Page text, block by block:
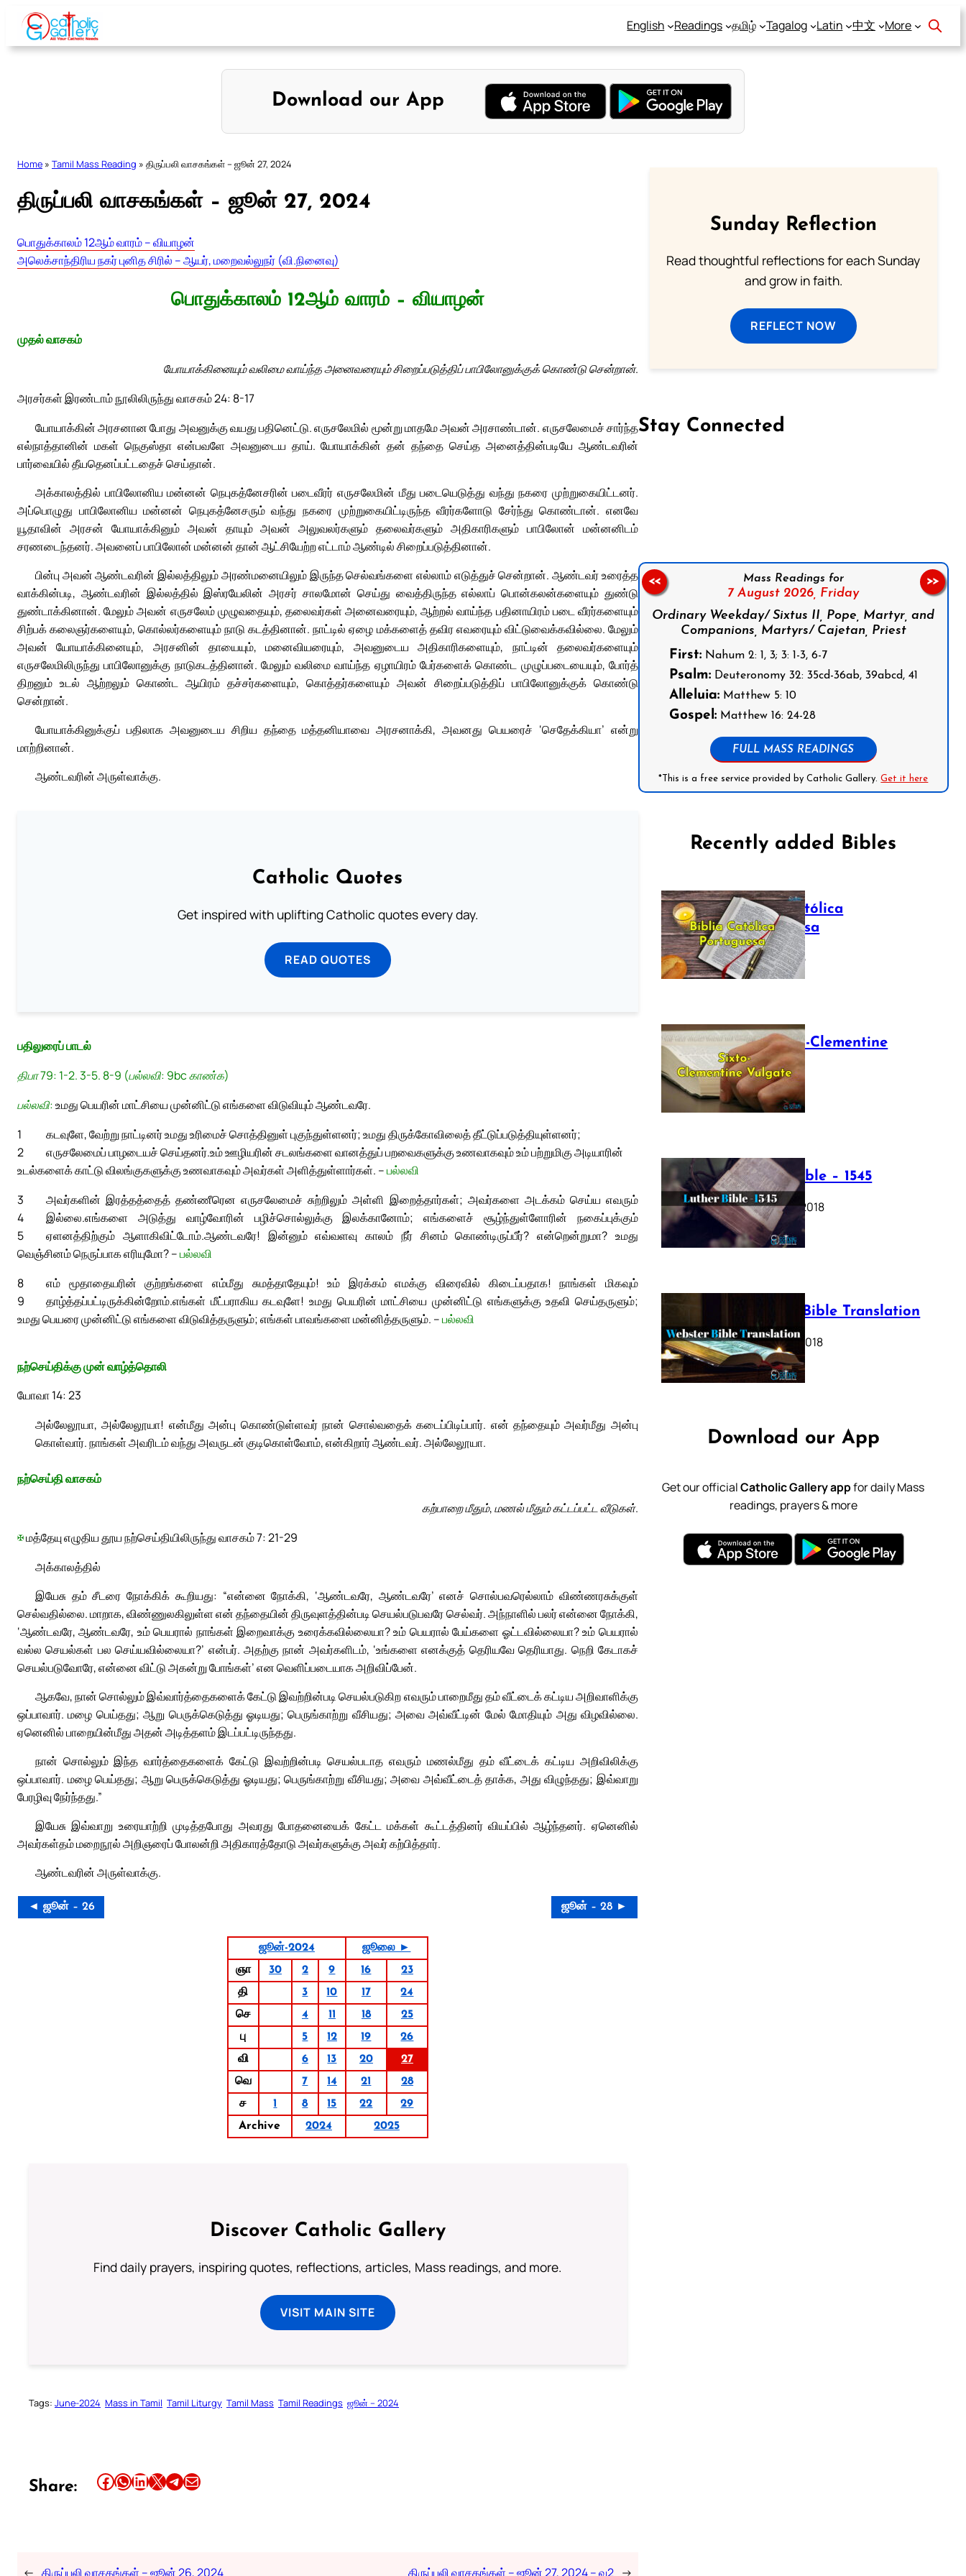
Skip
content
English Readings தமிழ் Tagalog Latin 中文 More
Download our App
Home » Tamil Mass Reading » திருப்பலி வாசகங்கள் – ஜூன் 27, 2024
திருப்பலி வாசகங்கள் – ஜூன் 27, 2024
பொதுக்காலம் 12ஆம் வாரம் – வியாழன்
அலெக்சாந்திரிய நகர் புனித சிரில் – ஆயர், மறைவல்லுநர் (வி.நினைவு)
பொதுக்காலம் 12ஆம் வாரம் – வியாழன்
முதல் வாசகம்
யோயாக்கினையும் வலிமை வாய்ந்த அனைவரையும் சிறைப்படுத்திப் பாபிலோனுக்குக் கொண்டு சென்றான்.
அரசர்கள் இரண்டாம் நூலிலிருந்து வாசகம் 24: 8-17
யோயாக்கின் அரசனான போது அவனுக்கு வயது பதினெட்டு. எருசலேமில் மூன்று மாதமே அவன் அரசாண்டான். எருசலேமைச் சார்ந்த
எல்நாத்தானின் மகள் நெகுஸ்தா என்பவளே அவனுடைய தாய். யோயாக்கின் தன் தந்தை செய்த அனைத்தின்படியே ஆண்டவரின்
பார்வையில் தீயதெனப்பட்டதைச் செய்தான்.
அக்காலத்தில் பாபிலோனிய மன்னன் நெபுகத்னேசரின் படைவீரர் எருசலேமின் மீது படையெடுத்து வந்து நகரை முற்றுகையிட்டனர்.
அப்பொழுது பாபிலோனிய மன்னன் நெபுகத்னேசரும் வந்து நகரை முற்றுகையிட்டிருந்த வீரர்களோடு சேர்ந்து கொண்டான். எனவே
யூதாவின் அரசன் யோயாக்கினும் அவன் தாயும் அவன் அலுவலர்களும் தலைவர்களும் அதிகாரிகளும் பாபிலோன் மன்னனிடம்
சரணடைந்தனர். அவனைப் பாபிலோன் மன்னன் தான் ஆட்சியேற்ற எட்டாம் ஆண்டில் சிறைப்படுத்தினான்.
பின்பு அவன் ஆண்டவரின் இல்லத்திலும் அரண்மனையிலும் இருந்த செல்வங்களை எல்லாம் எடுத்துச் சென்றான். ஆண்டவர் உரைத்த
வாக்கின்படி, ஆண்டவரின் இல்லத்தில் இஸ்ரயேலின் அரசர் சாலமோன் செய்து வைத்திருந்த எல்லாப் பொன்கலன்களையும் துண்டு
துண்டாக்கினான். மேலும் அவன் எருசலேம் முழுவதையும், தலைவர்கள் அனைவரையும், ஆற்றல் வாய்ந்த பதினாயிரம் படை வீரர்களையும்
சிற்பக் கலைஞர்களையும், கொல்லர்களையும் நாடு கடத்தினான். நாட்டில் ஏழை மக்களைத் தவிர எவரையும் விட்டுவைக்கவில்லை. மேலும்
அவன் யோயாக்கினையும், அரசனின் தாயையும், மனைவியரையும், அவனுடைய அதிகாரிகளையும், நாட்டின் தலைவர்களையும்
எருசலேமிலிருந்து பாபிலோனுக்கு நாடுகடத்தினான். மேலும் வலிமை வாய்ந்த ஏழாயிரம் பேர்களைக் கொண்ட முழுப்படையையும், போர்த்
திறனும் உடல் ஆற்றலும் கொண்ட ஆயிரம் தச்சர்களையும், கொத்தர்களையும் அவன் சிறைப்படுத்திப் பாபிலோனுக்குக் கொண்டு
சென்றான்.
யோயாக்கினுக்குப் பதிலாக அவனுடைய சிறிய தந்தை மத்தனியாவை அரசனாக்கி, அவனது பெயரைச் ‘செதேக்கியா’ என்று
மாற்றினான்.
ஆண்டவரின் அருள்வாக்கு.
Catholic Quotes
Get inspired with uplifting Catholic quotes every day.
READ QUOTES
பதிலுரைப் பாடல்
திபா 79: 1-2. 3-5. 8-9 (பல்லவி: 9bc காண்க)
பல்லவி:உமது பெயரின் மாட்சியை முன்னிட்டு எங்களை விடுவியும் ஆண்டவரே.
1
கடவுளே, வேற்று நாட்டினர் உமது உரிமைச் சொத்தினுள் புகுந்துள்ளனர்; உமது திருக்கோவிலைத் தீட்டுப்படுத்தியுள்ளனர்;
எருசலேமைப் பாழடையச் செய்தனர்.
2
உம் ஊழியரின் சடலங்களை வானத்துப் பறவைகளுக்கு உணவாகவும் உம் பற்றுமிகு அடியாரின்
உடல்களைக் காட்டு விலங்குகளுக்கு உணவாகவும் அவர்கள் அளித்துள்ளார்கள். –பல்லவி
3
அவர்களின் இரத்தத்தைத் தண்ணீரென எருசலேமைச் சுற்றிலும் அள்ளி இறைத்தார்கள்; அவர்களை அடக்கம் செய்ய எவரும்
இல்லை.
4
எங்களை அடுத்து வாழ்வோரின் பழிச்சொல்லுக்கு இலக்கானோம்; எங்களைச் சூழ்ந்துள்ளோரின் நகைப்புக்கும்
ஏளனத்திற்கும் ஆளாகிவிட்டோம்.
5
ஆண்டவரே! இன்னும் எவ்வளவு காலம் நீர் சினம் கொண்டிருப்பீர்? என்றென்றுமா? உமது
வெஞ்சினம் நெருப்பாக எரியுமோ? –பல்லவி
8
எம் மூதாதையரின் குற்றங்களை எம்மீது சுமத்தாதேயும்! உம் இரக்கம் எமக்கு விரைவில் கிடைப்பதாக! நாங்கள் மிகவும்
தாழ்த்தப்பட்டிருக்கின்றோம்.
9
எங்கள் மீட்பராகிய கடவுளே! உமது பெயரின் மாட்சியை முன்னிட்டு எங்களுக்கு உதவி செய்தருளும்;
உமது பெயரை முன்னிட்டு எங்களை விடுவித்தருளும்; எங்கள் பாவங்களை மன்னித்தருளும். –பல்லவி
நற்செய்திக்கு முன் வாழ்த்தொலி
யோவா 14: 23
அல்லேலூயா, அல்லேலூயா! என்மீது அன்பு கொண்டுள்ளவர் நான் சொல்வதைக் கடைப்பிடிப்பார். என் தந்தையும் அவர்மீது அன்பு
கொள்வார். நாங்கள் அவரிடம் வந்து அவருடன் குடிகொள்வோம், என்கிறார் ஆண்டவர். அல்லேலூயா.
நற்செய்தி வாசகம்
கற்பாறை மீதும், மணல் மீதும் கட்டப்பட்ட வீடுகள்.
✠மத்தேயு எழுதிய தூய நற்செய்தியிலிருந்து வாசகம் 7: 21-29
அக்காலத்தில்
இயேசு தம் சீடரை நோக்கிக் கூறியது: “என்னை நோக்கி, ‘ஆண்டவரே, ஆண்டவரே’ எனச் சொல்பவரெல்லாம் விண்ணரசுக்குள்
செல்வதில்லை. மாறாக, விண்ணுலகிலுள்ள என் தந்தையின் திருவுளத்தின்படி செயல்படுபவரே செல்வர். அந்நாளில் பலர் என்னை நோக்கி,
‘ஆண்டவரே, ஆண்டவரே, உம் பெயரால் நாங்கள் இறைவாக்கு உரைக்கவில்லையா? உம் பெயரால் பேய்களை ஓட்டவில்லையா? உம் பெயரால்
வல்ல செயல்கள் பல செய்யவில்லையா?’ என்பர். அதற்கு நான் அவர்களிடம், ‘உங்களை எனக்குத் தெரியவே தெரியாது. நெறி கேடாகச்
செயல்படுவோரே, என்னை விட்டு அகன்று போங்கள்’ என வெளிப்படையாக அறிவிப்பேன்.
ஆகவே, நான் சொல்லும் இவ்வார்த்தைகளைக் கேட்டு இவற்றின்படி செயல்படுகிற எவரும் பாறைமீது தம் வீட்டைக் கட்டிய அறிவாளிக்கு
ஒப்பாவார். மழை பெய்தது; ஆறு பெருக்கெடுத்து ஓடியது; பெருங்காற்று வீசியது; அவை அவ்வீட்டின் மேல் மோதியும் அது விழவில்லை.
ஏனெனில் பாறையின்மீது அதன் அடித்தளம் இடப்பட்டிருந்தது.
நான் சொல்லும் இந்த வார்த்தைகளைக் கேட்டு இவற்றின்படி செயல்படாத எவரும் மணல்மீது தம் வீட்டைக் கட்டிய அறிவிலிக்கு
ஒப்பாவார். மழை பெய்தது; ஆறு பெருக்கெடுத்து ஓடியது; பெருங்காற்று வீசியது; அவை அவ்வீட்டைத் தாக்க, அது விழுந்தது; இவ்வாறு
பேரழிவு நேர்ந்தது.”
இயேசு இவ்வாறு உரையாற்றி முடித்தபோது அவரது போதனையைக் கேட்ட மக்கள் கூட்டத்தினர் வியப்பில் ஆழ்ந்தனர். ஏனெனில்
அவர்கள்தம் மறைநூல் அறிஞரைப் போலன்றி அதிகாரத்தோடு அவர்களுக்கு அவர் கற்பித்தார்.
ஆண்டவரின் அருள்வாக்கு.
◄ ஜூன் – 26 ஜூன் – 28 ►
ஜூன்-2024
ஜூலை ►
ஞா
30 2 9 16
23
தி
3 10 17
24
செ
4 11 18
25
பு
5 12 19
26
வி
6 13 20
27
வெ
7 14 21
28
ச
1 8 15 22
29
Archive
2024 2025
Discover Catholic Gallery
Find daily prayers, inspiring quotes, reflections, articles, Mass readings, and more.
VISIT MAIN SITE
Tags: June-2024 Mass in Tamil Tamil Liturgy Tamil Mass Tamil Readings ஜூன் – 2024
Share: Share this article on Facebook Share this article on WhatsApp Share this article on LinkedIn Share this article on X Share this article on TelegramEmail this Article
← திருப்பலி வாசகங்கள் – ஜூன் 26, 2024 திருப்பலி வாசகங்கள் – ஜூன் 27, 2024 – வ2 →
Sunday Reflection
Read thoughtful reflections for each Sunday
and grow in faith.
REFLECT NOW
Stay Connected
Follow us on Facebook
Mass Readings for
7 August 2026, Friday
Ordinary Weekday/ Sixtus II, Pope, Martyr, and
Companions, Martyrs/ Cajetan, Priest
First:Nahum 2: 1, 3; 3: 1-3, 6-7
Psalm:Deuteronomy 32: 35cd-36ab, 39abcd, 41
Alleluia:Matthew 5: 10
Gospel:Matthew 16: 24-28
FULL MASS READINGS
*This is a free service provided by Catholic Gallery.Get it here
<< >>
Recently added Bibles
Bíblia Católica
Portuguesa
July 16, 2025
The Sixto-Clementine
Vulgate
July 12, 2025
Luther Bible – 1545
October 17, 2018
Webster Bible Translation
October 11, 2018
Download our App
Get our officialCatholic Gallery appfor daily Mass
readings, prayers & more